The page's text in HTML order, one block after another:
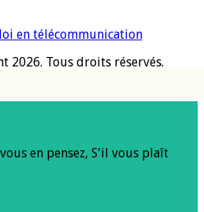
en télécommunication
2026. Tous droits réservés.
en pensez, S'il vous plaît